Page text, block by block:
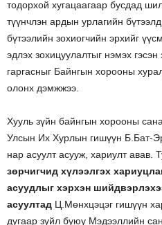
тодорхой хугацаагаар бусдад
түүнчлэн ардын урлагийн
бүтээлийн зохиогчийн эрхийг
эдлэх зохицуулалтыг нэмэх
гаргасныг Байнгын хорооны
олонх дэмжжээ.
Хууль зүйн байнгын хорооны
Улсын Их Хурлын гишүүн Б.Бат-
нар асуулт асууж, хариулт авав.
зөрчигчид хүлээлгэх
асуудлыг хэрхэн
асуултад Ц.Мөнхцэцэг гишүүн
дугаар зүйл буюу Мэдээллийн